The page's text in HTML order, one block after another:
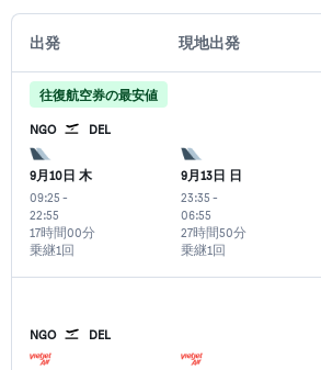
出発 現地出発
往復航空券の最安値
NGO DEL
9月10日 木
09:25 -
22:55
乗継1回
17時間00分
9月13日 日
23:35 -
06:55
乗継1回
27時間50分
NGO DEL